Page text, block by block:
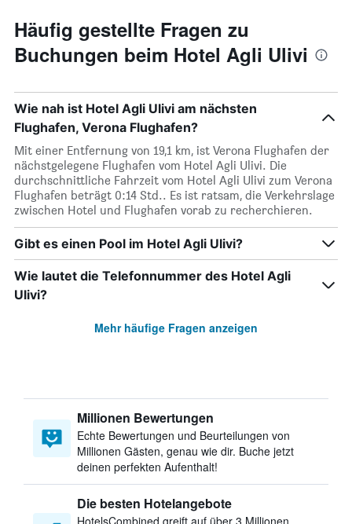
Häufig gestellte Fragen zu
Buchungen beim Hotel Agli Ulivi
Wie nah ist Hotel Agli Ulivi am nächsten
Flughafen, Verona Flughafen?
Mit einer Entfernung von 19,1 km, ist Verona Flughafen der
nächstgelegene Flughafen vom Hotel Agli Ulivi. Die
durchschnittliche Fahrzeit vom Hotel Agli Ulivi zum Verona
Flughafen beträgt 0:14 Std.. Es ist ratsam, die Verkehrslage
zwischen Hotel und Flughafen vorab zu recherchieren.
Gibt es einen Pool im Hotel Agli Ulivi?
Wie lautet die Telefonnummer des Hotel Agli
Ulivi?
Mehr häufige Fragen anzeigen
Millionen Bewertungen
Echte Bewertungen und Beurteilungen von
Millionen Gästen, genau wie dir. Buche jetzt
deinen perfekten Aufenthalt!
Die besten Hotelangebote
HotelsCombined greift auf über 3 Millionen